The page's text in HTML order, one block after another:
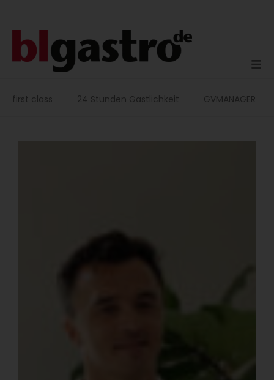
first class 24 Stunden Gastlichkeit GVMANAGER